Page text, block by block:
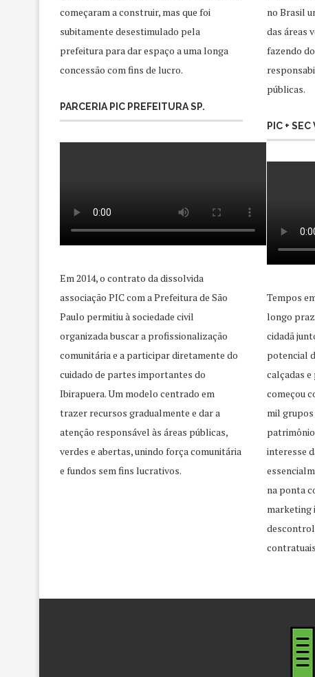
começaram a construir, mas que foi
subitamente desestimulado pela
prefeitura para dar espaço a uma longa
concessão com fins de lucro.
PARCERIA PIC PREFEITURA SP.
Em 2014, o contrato da dissolvida
associação PIC com a Prefeitura de São
Paulo permitiu à sociedade civil
organizada buscar a profissionalização
comunitária e a participar diretamente do
cuidado de partes importantes do
Ibirapuera. Um modelo centrado em
trazer recursos gradualmente e dar a
atenção responsável às áreas públicas,
verdes e abertas, unindo força comunitária
e fundos sem fins lucrativos.
no Brasil
das áreas
fazendo
públicas.
PIC +
Tempos
longo
cidadã
potencial
calçadas e
começou
mil
interesse
na ponta
marketing